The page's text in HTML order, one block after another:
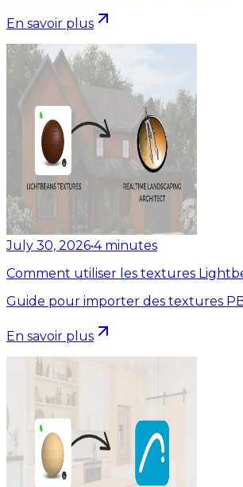
En savoir plus
July 30, 2026•4 minutes
Comment utiliser les textures
Guide pour importer des textures
En savoir plus